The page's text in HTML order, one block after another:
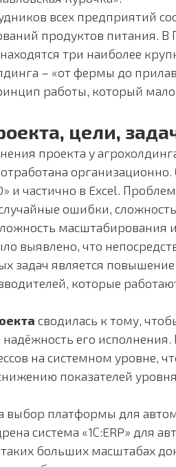
всех предприятий
продуктов питания. В
три наиболее
– «от фермы до
работы, который
цели,
проекта у
и частично в Excel.
ошибки,
масштабирования
выявлено, что
задач является повышение
которые
сводилась к тому,
его
на системном уровне,
показателей уровня
выбор платформы для
система «1С:ERP» для
больших масштабах